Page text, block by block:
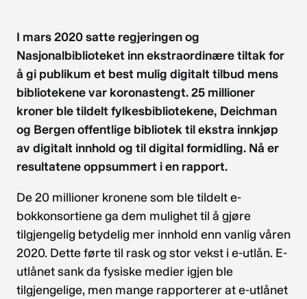
I mars 2020 satte regjeringen og
Nasjonalbiblioteket inn ekstraordinære tiltak for
å gi publikum et best mulig digitalt tilbud mens
bibliotekene var koronastengt. 25 millioner
kroner ble tildelt fylkesbibliotekene, Deichman
og Bergen offentlige bibliotek til ekstra innkjøp
av digitalt innhold og til digital formidling. Nå er
resultatene oppsummert i en rapport.
De 20 millioner kronene som ble tildelt e-
bokkonsortiene ga dem mulighet til å gjøre
tilgjengelig betydelig mer innhold enn vanlig våren
2020. Dette førte til rask og stor vekst i e-utlån. E-
utlånet sank da fysiske medier igjen ble
tilgjengelige, men mange rapporterer at e-utlånet